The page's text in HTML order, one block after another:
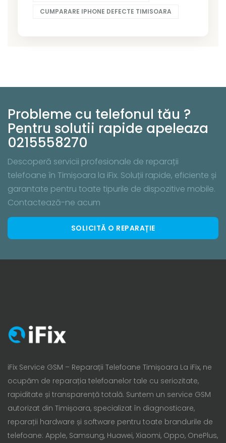
CUMPARARE IPHONE DEFECTE TIMISOARA
Probleme cu telefonul tău ?
Pentru solutii rapide apeleaza
0215558270
Descoperă servicii profesionale de reparații
telefoane în Timișoara la iFix. Soluții rapide, eficiente și
garantate pentru toate tipurile de dispozitive mobile.
Contactează-ne acum
SOLICITĂ O REPARAȚIE
iFix Service GSM – Reparații Telefoane Timișoara La iFix, ne
ocupăm de reparația telefoanelor tale cu seriozitate,
rapiditate și transparență totală. Suntem un service GSM
autorizat din Timișoara, specializat în diagnosticare,
reparații hardware și software pentru toate brandurile de
telefoane: Apple, Samsung, Huawei, Xiaomi, Oppo, OnePlus,